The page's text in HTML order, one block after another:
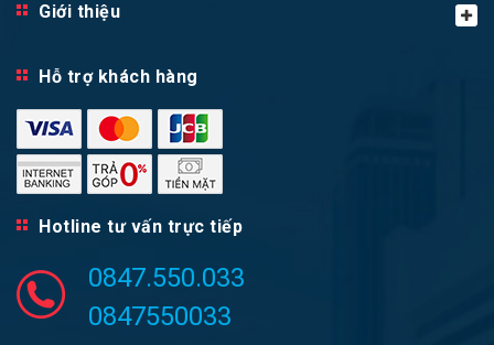
Giới thiệu
Hỗ trợ khách hàng
Hotline tư vấn trực tiếp
0847.550.033
0847550033